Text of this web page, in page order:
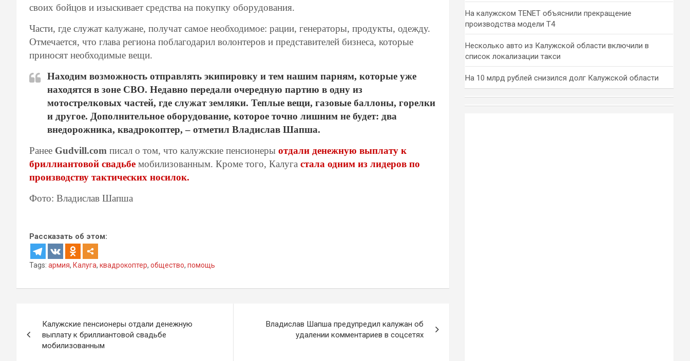
своих бойцов и изыскивает средства на покупку оборудования.
Части, где служат калужане, получат самое необходимое: рации, генераторы, продукты, одежду.
Отмечается, что глава региона поблагодарил волонтеров и представителей бизнеса, которые
приносят необходимые вещи.
Находим возможность отправлять экипировку и тем нашим парням, которые уже
находятся в зоне СВО. Недавно передали очередную партию в одну из
мотострелковых частей, где служат земляки. Теплые вещи, газовые баллоны, горелки
и другое. Дополнительное оборудование, которое точно лишним не будет: два
внедорожника, квадрокоптер, – отметил Владислав Шапша.
Ранее Gudvill.com писал о том, что калужские пенсионеры отдали денежную выплату к
бриллиантовой свадьбе мобилизованным. Кроме того, Калуга стала одним из лидеров по
производству тактических носилок.
Фото: Владислав Шапша
Рассказать об этом:
Tags: армия, Калуга, квадрокоптер, общество, помощь
по
Калужские пенсионеры отдали денежную
выплату к бриллиантовой свадьбе
мобилизованным
Владислав Шапша предупредил калужан об
удалении комментариев в соцсетях
На калужском TENET объяснили прекращение
производства модели T4
Несколько авто из Калужской области включили в
список локализации такси
На 10 млрд рублей снизился долг Калужской области